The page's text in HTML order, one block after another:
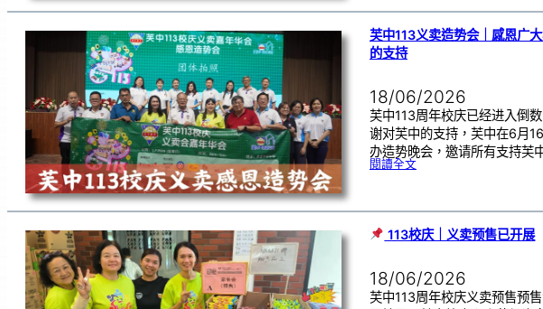
感
恩
设
计
比
赛
芙中113义卖造势会｜感恩广
的支持
18/06/2026
芙中113周年校庆已经进入倒
谢对芙中的支持，芙中在6月
办造势晚会，邀请所有支持芙
閱讀全文:芙
卖
造
会
｜
感
恩
社
群
众
的
支
持
113校庆｜义卖预售已开展
18/06/2026
芙中113周年校庆义卖预售预